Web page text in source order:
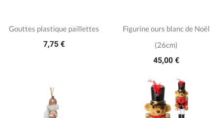
Gouttes plastique paillettes
7,75 €
Figurine ours blanc de Noël
(26cm)
45,00 €